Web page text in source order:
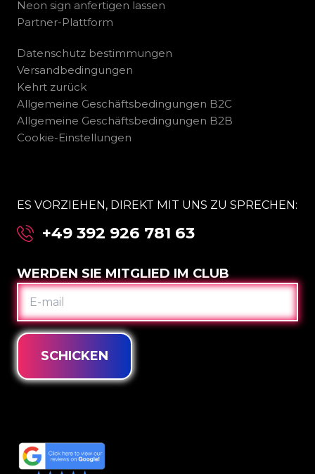
Neon sign anfertigen lassen
Partner-Plattform
Datenschutz bestimmungen
Versandbedingungen
Kehrt zurück
Allgemeine Geschäftsbedingungen B2C
Allgemeine Geschäftsbedingungen B2B
Cookie-Einstellungen
ES VORZIEHEN, DIREKT MIT UNS ZU SPRECHEN:
+49 392 926 781 63
WERDEN SIE MITGLIED IM CLUB
E-
MAIL
SCHICKEN